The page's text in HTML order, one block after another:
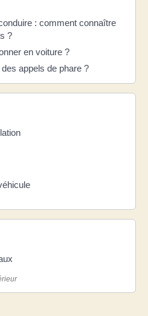
: comment connaître
?
en voiture ?
appels de phare ?